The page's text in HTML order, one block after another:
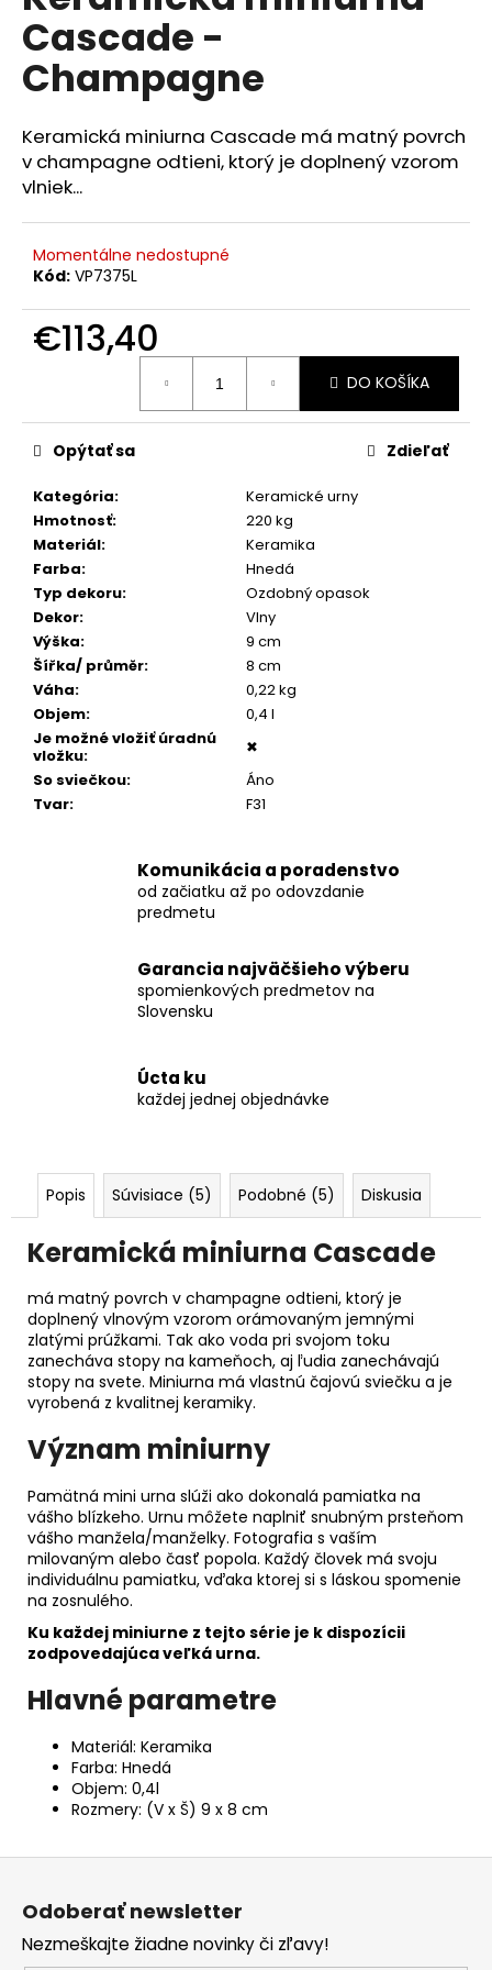
0,0
z
5
hviezdičiek.
Cascade -
Champagne
Keramická miniurna Cascade má matný povrch
v champagne odtieni, ktorý je doplnený vzorom
vlniek...
Momentálne nedostupné
Kód: VP7375L
€113,40
DO KOŠÍKA
Kategória:
Keramické urny
Hmotnosť:
220 kg
Materiál:
Keramika
Farba:
Hnedá
Typ dekoru:
Ozdobný opasok
Dekor:
Vlny
Výška:
9 cm
Šířka/ průměr:
8 cm
Váha:
0,22 kg
Objem:
0,4 l
Je možné vložiť úradnú
vložku:
✖
So sviečkou:
Áno
Tvar: F31
Opýtať sa Zdieľať
Komunikácia a poradenstvo
od začiatku až po odovzdanie
predmetu
Garancia najväčšieho výberu
spomienkových predmetov na
Slovensku
Úcta ku
každej jednej objednávke
Popis Súvisiace (5) Podobné (5) Diskusia
Keramická miniurna Cascade
má matný povrch v champagne odtieni, ktorý je
doplnený vlnovým vzorom orámovaným jemnými
zlatými prúžkami. Tak ako voda pri svojom toku
zanecháva stopy na kameňoch, aj ľudia zanechávajú
stopy na svete. Miniurna má vlastnú čajovú sviečku a je
vyrobená z kvalitnej keramiky.
Význam miniurny
Pamätná mini urna slúži ako dokonalá pamiatka na
vášho blízkeho. Urnu môžete naplniť snubným prsteňom
vášho manžela/manželky. Fotografia s vaším
milovaným alebo časť popola. Každý človek má svoju
individuálnu pamiatku, vďaka ktorej si s láskou spomenie
na zosnulého.
Ku každej miniurne z tejto série je k dispozícii
zodpovedajúca veľká urna.
Hlavné parametre
Materiál: Keramika
Farba: Hnedá
Objem: 0,4l
Rozmery: (V x Š) 9 x 8 cm
á
j
s
?
HĽADAŤ
O
o
č
a
m
e
POZLÁTENÝ
PRSTEŇ
ZELENÝ
ACHÁT
€160
Odoberať newsletter
Nezmeškajte žiadne novinky či zľavy!